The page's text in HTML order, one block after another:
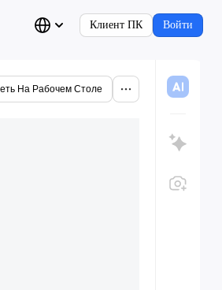
Клиент ПК Войти
На Рабочем Столе